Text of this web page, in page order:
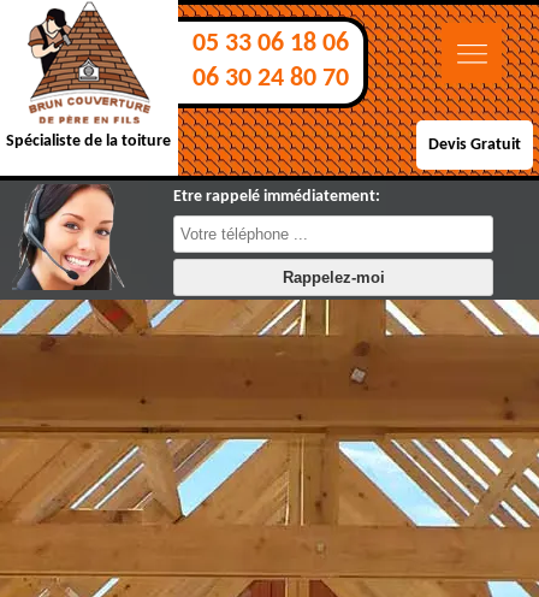
Spécialiste de la toiture
05 33 06 18 06
06 30 24 80 70
Devis Gratuit
Etre rappelé immédiatement: